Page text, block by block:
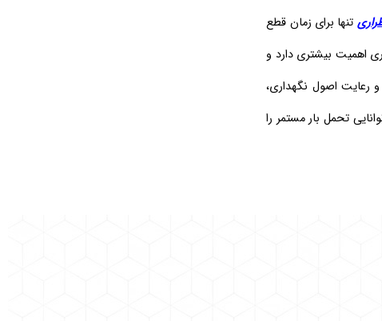
تنها برای زمان قطع
اهمیت بیشتری دارد و
رعایت اصول نگهداری،
تحمل بار مستمر را